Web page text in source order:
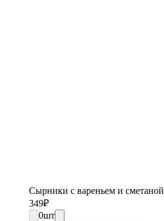
Сырники с вареньем и сметаной
349₽
0шт